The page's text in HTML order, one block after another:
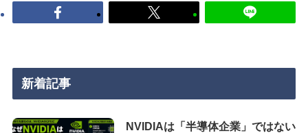
新着記事
NVIDIAは「半導体企業」ではない